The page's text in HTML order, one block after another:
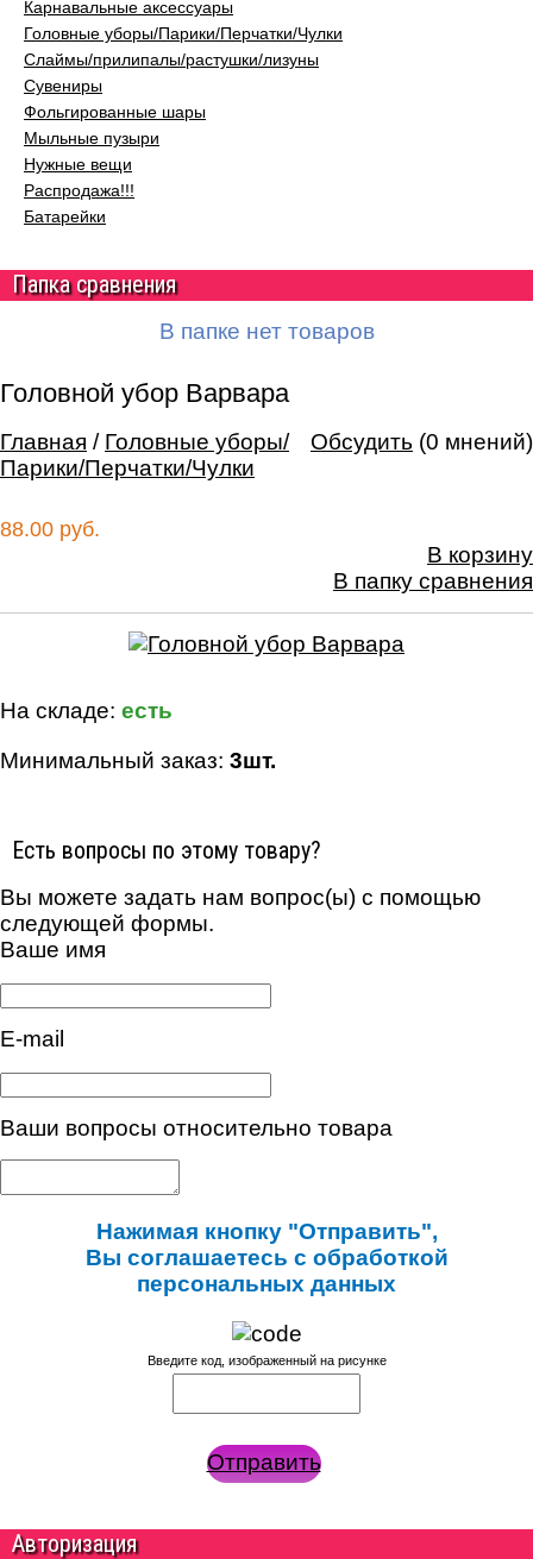
Карнавальные аксессуары
Головные уборы/Парики/Перчатки/Чулки
Слаймы/прилипалы/растушки/лизуны
Сувениры
Фольгированные шары
Мыльные пузыри
Нужные вещи
Распродажа!!!
Батарейки
Папка сравнения
В папке нет товаров
Головной убор Варвара
http://parkservis.ru/product_3728.html 5 1 88 USD
In stock New
Головной убор Варвара
Обсудить (0 мнений)
Главная / Головные уборы/
Парики/Перчатки/Чулки
88.00 руб.
В корзину
В папку сравнения
На складе: есть
Минимальный заказ: 3шт.
Есть вопросы по этому товару?
Вы можете задать нам вопрос(ы) с помощью
следующей формы.
Ваше имя
E-mail
Ваши вопросы относительно товара
Нажимая кнопку "Отправить",
Вы соглашаетесь с обработкой
персональных данных
Введите код, изображенный на рисунке
Отправить
Авторизация